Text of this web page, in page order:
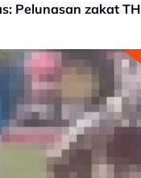
Pelunasan zakat TH